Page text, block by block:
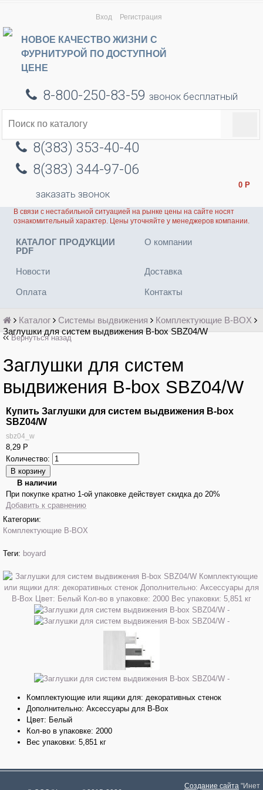
Вход Регистрация
НОВОЕ КАЧЕСТВО ЖИЗНИ С
ФУРНИТУРОЙ ПО ДОСТУПНОЙ
ЦЕНЕ
8-800-250-83-59 звонок бесплатный
8(383) 353-40-40
8(383) 344-97-06
заказать звонок
0 Р
В связи с нестабильной ситуацией на рынке цены на сайте носят
ознакомительный характер. Цены уточняйте у менеджеров компании.
КАТАЛОГ ПРОДУКЦИИ
PDF
О компании
Новости Доставка
Оплата Контакты
Каталог Системы выдвижения
Комплектующие B-BOX
Заглушки для систем выдвижения B-box SBZ04/W
Вернуться назад
Заглушки для систем
выдвижения B-box SBZ04/W
Купить Заглушки для систем выдвижения B-box
SBZ04/W
sbz04_w
8,29 Р
Количество:
В наличии
При покупке кратно 1-ой упаковке действует скидка до 20%
Добавить к сравнению
Категории:
Комплектующие B-BOX
Теги: boyard
Комплектующие или ящики для: декоративных стенок
Дополнительно: Аксессуары для B-Box
Цвет: Белый
Кол-во в упаковке: 2000
Вес упаковки: 5,851 кг
Создание сайта "Инет